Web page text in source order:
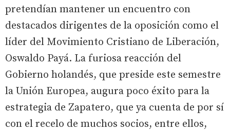
pretendían mantener un encuentro con
destacados dirigentes de la oposición como el
líder del Movimiento Cristiano de Liberación,
Oswaldo Payá. La furiosa reacción del
Gobierno holandés, que preside este semestre
la Unión Europea, augura poco éxito para la
estrategia de Zapatero, que ya cuenta de por sí
con el recelo de muchos socios, entre ellos,